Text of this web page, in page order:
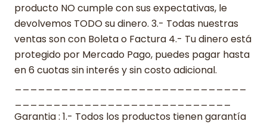
producto NO cumple con sus expectativas, le
devolvemos TODO su dinero. 3.- Todas nuestras
ventas son con Boleta o Factura 4.- Tu dinero está
protegido por Mercado Pago, puedes pagar hasta
en 6 cuotas sin interés y sin costo adicional.
Garantia : 1.- Todos los productos tienen garantía